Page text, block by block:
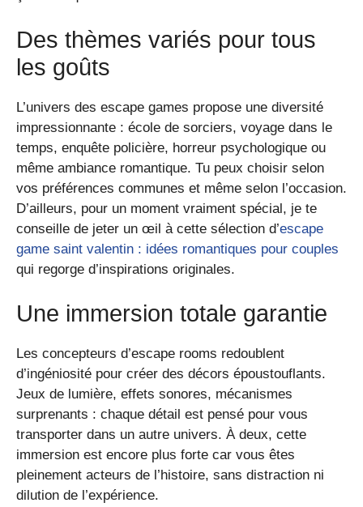
Des thèmes variés pour tous
les goûts
L’univers des escape games propose une diversité
impressionnante : école de sorciers, voyage dans le
temps, enquête policière, horreur psychologique ou
même ambiance romantique. Tu peux choisir selon
vos préférences communes et même selon l’occasion.
D’ailleurs, pour un moment vraiment spécial, je te
conseille de jeter un œil à cette sélection d’escape
game saint valentin : idées romantiques pour couples
qui regorge d’inspirations originales.
Une immersion totale garantie
Les concepteurs d’escape rooms redoublent
d’ingéniosité pour créer des décors époustouflants.
Jeux de lumière, effets sonores, mécanismes
surprenants : chaque détail est pensé pour vous
transporter dans un autre univers. À deux, cette
immersion est encore plus forte car vous êtes
pleinement acteurs de l’histoire, sans distraction ni
dilution de l’expérience.